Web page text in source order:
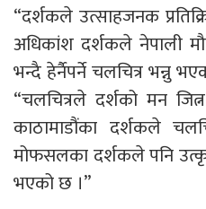
“दर्शकले उत्साहजनक
अधिकांश दर्शकले नेपाली
भन्दै हेर्नैपर्ने चलचित्र भन्नु
“चलचित्रले दर्शको मन
काठामाडौंका दर्शकले
मोफसलका दर्शकले पनि
भएको छ ।”